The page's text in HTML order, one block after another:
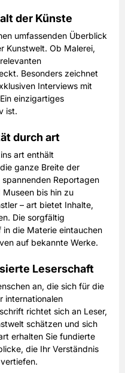
Versand
18,00 EUR
Versand
der Künste
umfassenden Überblick
Kunstwelt. Ob Malerei,
Besonders zeichnet
Interviews mit
einzigartiges
ist.
durch art
art enthält
ganze Breite der
Reportagen
bis hin zu
– art bietet Inhalte,
Die sorgfältig
die Materie eintauchen
auf bekannte Werke.
Leserschaft
an, die sich für die
internationalen
richtet sich an Leser,
schätzen und sich
erhalten Sie fundierte
die Ihr Verständnis